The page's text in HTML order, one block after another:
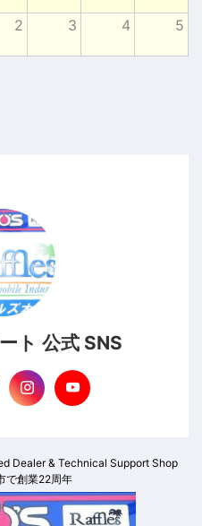
2 3 4 5
ト 公式 SNS
Dealer & Technical Support Shop
で創業22周年